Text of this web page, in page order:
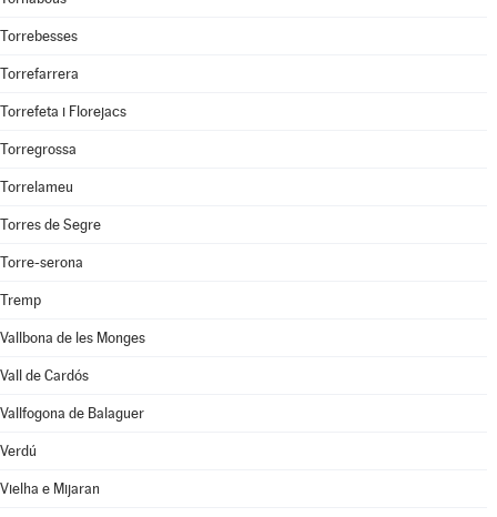
Torrebesses
Torrefarrera
Torrefeta i Florejacs
Torregrossa
Torrelameu
Torres de Segre
Torre-serona
Tremp
Vallbona de les Monges
Vall de Cardós
Vallfogona de Balaguer
Verdú
Vielha e Mijaran